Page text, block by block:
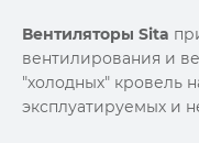
Вентиляторы Sita
вентилирования и
"холодных" кровель
эксплуатируемых и